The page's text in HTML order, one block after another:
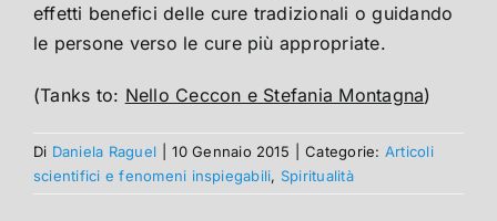
effetti benefici delle cure tradizionali o guidando
le persone verso le cure più appropriate.
(Tanks to: Nello Ceccon e Stefania Montagna)
Di Daniela Raguel 10 Gennaio 2015 Categorie: Articoli
scientifici e fenomeni inspiegabili, Spiritualità